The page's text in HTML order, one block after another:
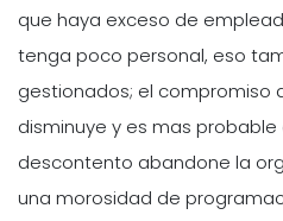
que haya exceso de
tenga poco personal, eso
gestionados; el compromiso
disminuye y es mas
descontento abandone la
una morosidad de